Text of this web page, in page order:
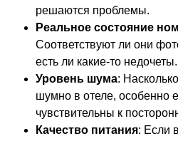
решаются проблемы.
Реальное состояние
Соответствуют ли они
есть ли какие-то недочеты.
Уровень шума:
шумно в отеле, особенно
чувствительны к
Качество питания: Если